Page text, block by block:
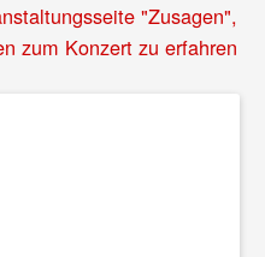
"Zusagen",
zum Konzert zu erfahren